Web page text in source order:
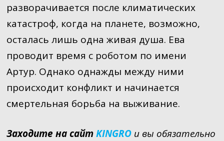
разворачивается после климатических
катастроф, когда на планете, возможно,
осталась лишь одна живая душа. Ева
проводит время с роботом по имени
Артур. Однако однажды между ними
происходит конфликт и начинается
смертельная борьба на выживание.
Заходите на сайтKINGRO и вы обязательно